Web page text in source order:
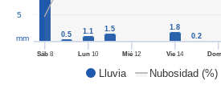
la
ya sean
Lluvia Nubosidad (%)
Sáb8 Lun 10 Mié 12 Vie 14 Dom
5
mm 0.5 1.1 1.5
1.8
0.2